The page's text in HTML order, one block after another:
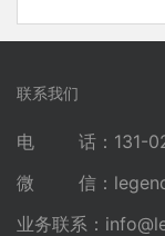
联系我们
电 话：131-
微 信：
业务联系：